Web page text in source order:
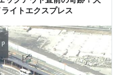
イトエクスプレス